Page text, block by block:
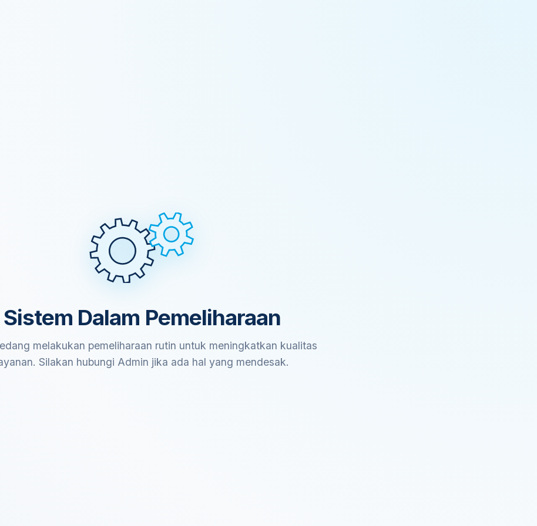
Sistem Dalam Pemeliharaan
melakukan pemeliharaan rutin untuk meningkatkan kualitas
Silakan hubungi Admin jika ada hal yang mendesak.